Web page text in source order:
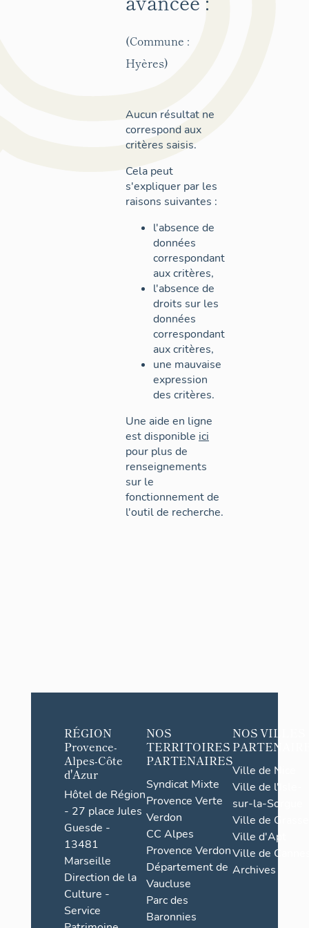
(Commune :
Hyères)
Aucun résultat ne
correspond aux
critères saisis.
Cela peut
s'expliquer par les
raisons suivantes :
l'absence de
données
correspondant
aux critères,
l'absence de
droits sur les
données
correspondant
aux critères,
une mauvaise
expression
des critères.
Une aide en ligne
est disponible ici
pour plus de
renseignements
sur le
fonctionnement de
l'outil de recherche.
RÉGION
Provence-
Alpes-Côte
d'Azur
Hôtel de Région
- 27 place Jules
Guesde -
13481
Marseille
Direction de la
Culture -
Service
NOS
TERRITOIRES
PARTENAIRES
Syndicat Mixte
Provence Verte
Verdon
CC Alpes
Provence Verdon
Département de
Vaucluse
Parc des
Baronnies
NOS VILLES
Ville de Nice
Ville de l'Isle-
sur-la-Sorgue
Ville de Grasse
Ville d'Apt
Ville de
Archives